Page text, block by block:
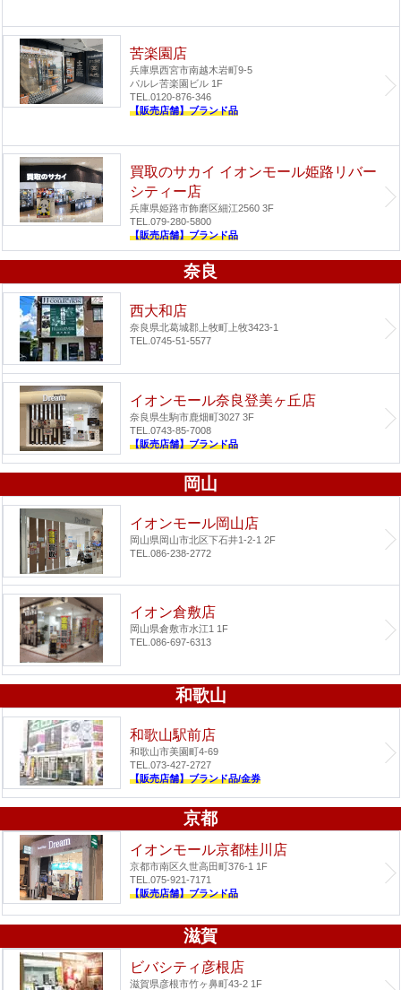
苦楽園店
兵庫県西宮市南越木岩町9-5
パルレ苦楽園ビル 1F
TEL.0120-876-346
【販売店舗】ブランド品
買取のサカイ イオンモール姫路リバー
シティー店
兵庫県姫路市飾磨区細江2560 3F
TEL.079-280-5800
【販売店舗】ブランド品
奈良
西大和店
奈良県北葛城郡上牧町上牧3423-1
TEL.0745-51-5577
イオンモール奈良登美ヶ丘店
奈良県生駒市鹿畑町3027 3F
TEL.0743-85-7008
【販売店舗】ブランド品
岡山
イオンモール岡山店
岡山県岡山市北区下石井1-2-1 2F
TEL.086-238-2772
イオン倉敷店
岡山県倉敷市水江1 1F
TEL.086-697-6313
和歌山
和歌山駅前店
和歌山市美園町4-69
TEL.073-427-2727
【販売店舗】ブランド品/金券
京都
イオンモール京都桂川店
京都市南区久世高田町376-1 1F
TEL.075-921-7171
【販売店舗】ブランド品
滋賀
ビバシティ彦根店
滋賀県彦根市竹ヶ鼻町43-2 1F